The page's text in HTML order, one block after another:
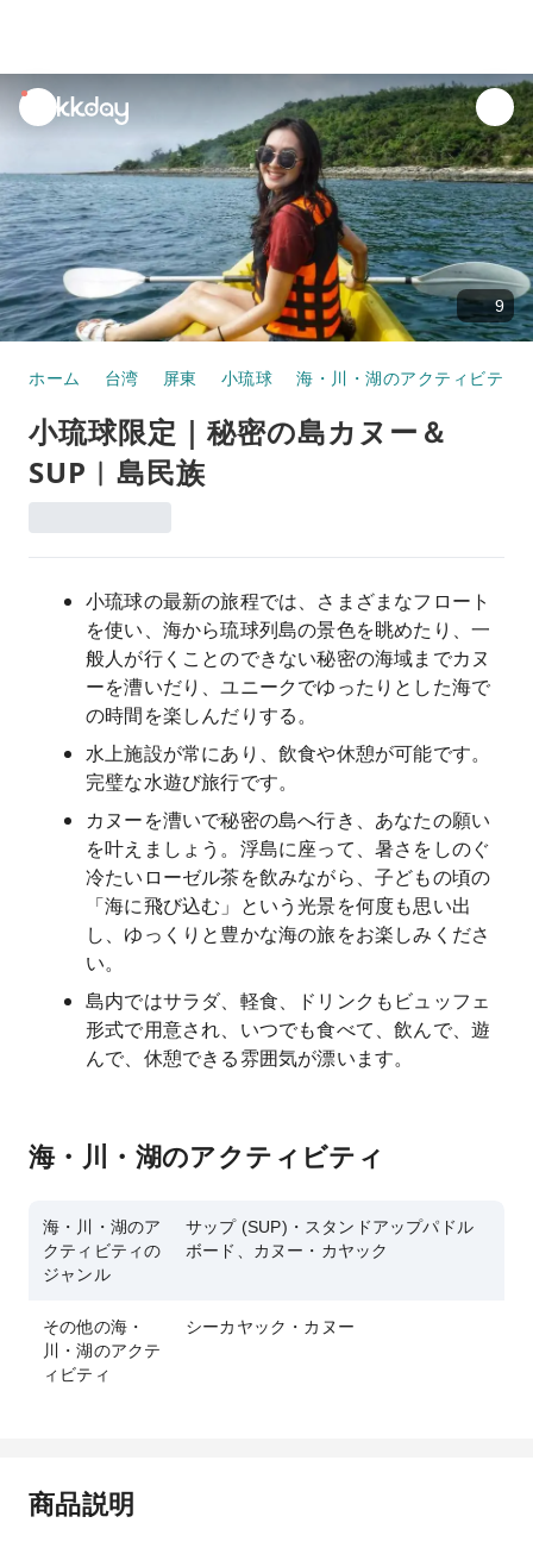
unread
notifications
9
ホーム 台湾 屏東 小琉球 海・川・湖のアクティビティ
小琉球限定｜秘密の島カヌー＆
SUP︱島民族
小琉球の最新の旅程では、さまざまなフロート
を使い、海から琉球列島の景色を眺めたり、一
般人が行くことのできない秘密の海域までカヌ
ーを漕いだり、ユニークでゆったりとした海で
の時間を楽しんだりする。
水上施設が常にあり、飲食や休憩が可能です。
完璧な水遊び旅行です。
カヌーを漕いで秘密の島へ行き、あなたの願い
を叶えましょう。浮島に座って、暑さをしのぐ
冷たいローゼル茶を飲みながら、子どもの頃の
「海に飛び込む」という光景を何度も思い出
し、ゆっくりと豊かな海の旅をお楽しみくださ
い。
島内ではサラダ、軽食、ドリンクもビュッフェ
形式で用意され、いつでも食べて、飲んで、遊
んで、休憩できる雰囲気が漂います。
海・川・湖のアクティビティ
海・川・湖のア
クティビティの
ジャンル
サップ (SUP)・スタンドアップパドル
ボード、カヌー・カヤック
その他の海・
川・湖のアクテ
ィビティ
シーカヤック・カヌー
商品説明